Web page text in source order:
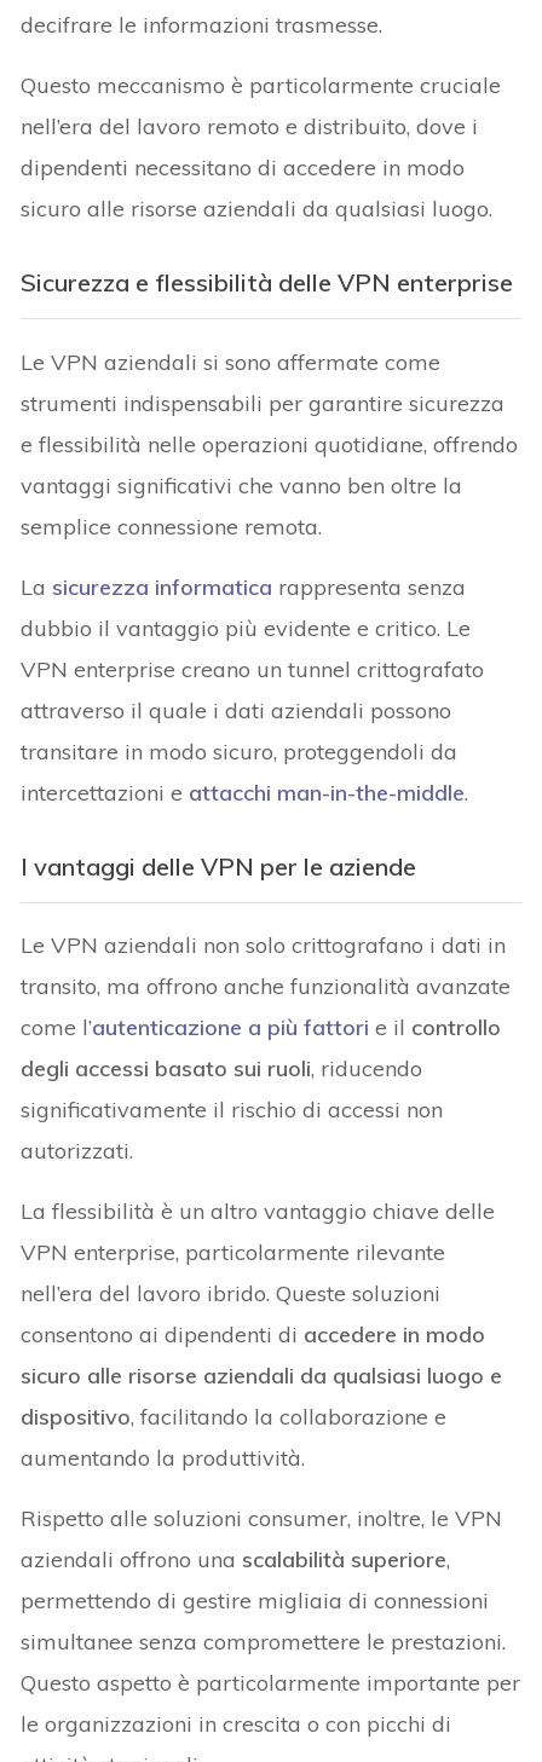
decifrare le informazioni trasmesse.
Questo meccanismo è particolarmente cruciale
nell’era del lavoro remoto e distribuito, dove i
dipendenti necessitano di accedere in modo
sicuro alle risorse aziendali da qualsiasi luogo.
Sicurezza e flessibilità delle VPN enterprise
Le VPN aziendali si sono affermate come
strumenti indispensabili per garantire sicurezza
e flessibilità nelle operazioni quotidiane, offrendo
vantaggi significativi che vanno ben oltre la
semplice connessione remota.
La sicurezza informatica rappresenta senza
dubbio il vantaggio più evidente e critico. Le
VPN enterprise creano un tunnel crittografato
attraverso il quale i dati aziendali possono
transitare in modo sicuro, proteggendoli da
intercettazioni e attacchi man-in-the-middle.
I vantaggi delle VPN per le aziende
Le VPN aziendali non solo crittografano i dati in
transito, ma offrono anche funzionalità avanzate
come l’autenticazione a più fattori e il controllo
degli accessi basato sui ruoli, riducendo
significativamente il rischio di accessi non
autorizzati.
La flessibilità è un altro vantaggio chiave delle
VPN enterprise, particolarmente rilevante
nell’era del lavoro ibrido. Queste soluzioni
consentono ai dipendenti di accedere in modo
sicuro alle risorse aziendali da qualsiasi luogo e
dispositivo, facilitando la collaborazione e
aumentando la produttività.
Rispetto alle soluzioni consumer, inoltre, le VPN
aziendali offrono una scalabilità superiore,
permettendo di gestire migliaia di connessioni
simultanee senza compromettere le prestazioni.
Questo aspetto è particolarmente importante per
le organizzazioni in crescita o con picchi di